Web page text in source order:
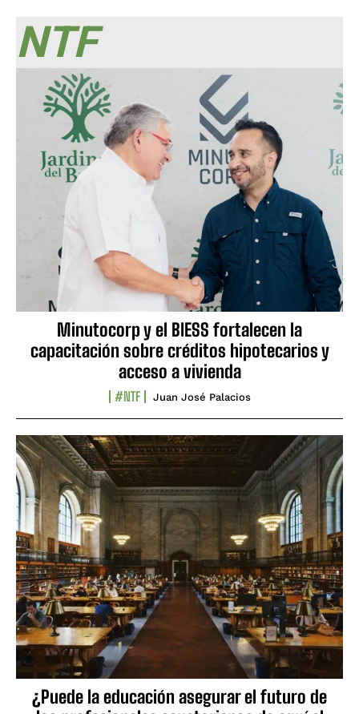
NTF
Minutocorp y el BIESS fortalecen la
capacitación sobre créditos hipotecarios y
acceso a vivienda
#NTF Juan José Palacios
¿Puede la educación asegurar el futuro de